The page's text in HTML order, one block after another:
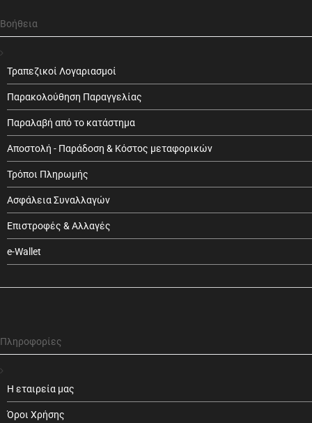
Βοήθεια
Τραπεζικοί Λογαριασμοί
Παρακολούθηση Παραγγελίας
Παραλαβή από το κατάστημα
Αποστολή - Παράδοση & Κόστος μεταφορικών
Τρόποι Πληρωμής
Ασφάλεια Συναλλαγών
Επιστροφές & Αλλαγές
e-Wallet
Πληροφορίες
Η εταιρεία μας
Όροι Χρήσης